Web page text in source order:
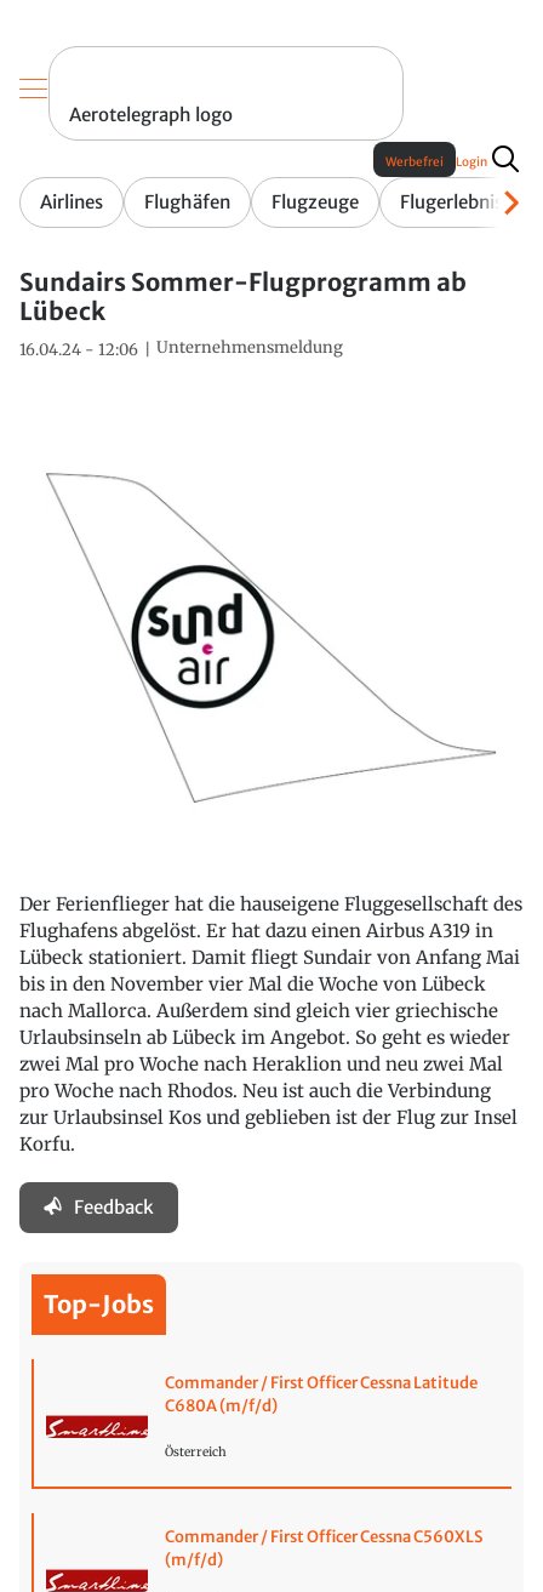
Aerotelegraph logo
Airlines Flughäfen Flugzeuge Flugerlebnis
Werbefrei Login
Sundairs Sommer-Flugprogramm ab
Lübeck
16.04.24 - 12:06 Unternehmensmeldung
Der Ferienflieger hat die hauseigene Fluggesellschaft des
Flughafens abgelöst. Er hat dazu einen Airbus A319 in
Lübeck stationiert. Damit fliegt Sundair von Anfang Mai
bis in den November vier Mal die Woche von Lübeck
nach Mallorca. Außerdem sind gleich vier griechische
Urlaubsinseln ab Lübeck im Angebot. So geht es wieder
zwei Mal pro Woche nach Heraklion und neu zwei Mal
pro Woche nach Rhodos. Neu ist auch die Verbindung
zur Urlaubsinsel Kos und geblieben ist der Flug zur Insel
Korfu.
Feedback
Top-Jobs
Commander / First Officer Cessna Latitude
C680A (m/f/d)
Österreich
Commander / First Officer Cessna C560XLS
(m/f/d)